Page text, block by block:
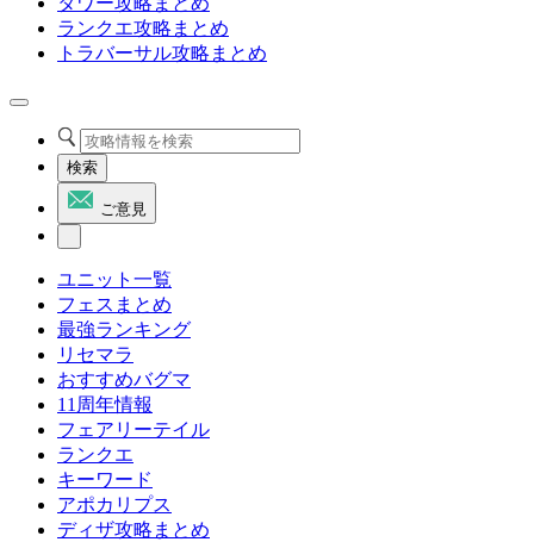
ランクエ攻略まとめ
トラバーサル攻略まとめ
検索
ご意見
ユニット一覧
フェスまとめ
最強ランキング
リセマラ
おすすめバグマ
11周年情報
フェアリーテイル
ランクエ
キーワード
アポカリプス
ディザ攻略まとめ